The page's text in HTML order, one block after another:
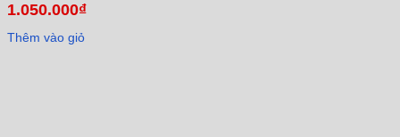
1.050.000₫
Thêm vào giỏ